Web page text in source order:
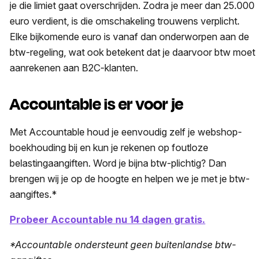
je die limiet gaat overschrijden. Zodra je meer dan 25.000
euro verdient, is die omschakeling trouwens verplicht.
Elke bijkomende euro is vanaf dan onderworpen aan de
btw-regeling, wat ook betekent dat je daarvoor btw moet
aanrekenen aan B2C-klanten.
Accountable is er voor je
Met Accountable houd je eenvoudig zelf je webshop-
boekhouding bij en kun je rekenen op foutloze
belastingaangiften. Word je bijna btw-plichtig? Dan
brengen wij je op de hoogte en helpen we je met je btw-
aangiftes.*
Probeer Accountable nu 14 dagen gratis.
*Accountable ondersteunt geen buitenlandse btw-